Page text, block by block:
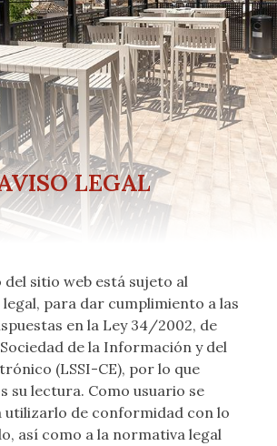
LEGAL
del sitio web está sujeto al
para dar cumplimiento a las
en la Ley 34/2002, de
de la Información y del
(LSSI-CE), por lo que
su lectura. Como usuario se
utilizarlo de conformidad con lo
así como a la normativa legal